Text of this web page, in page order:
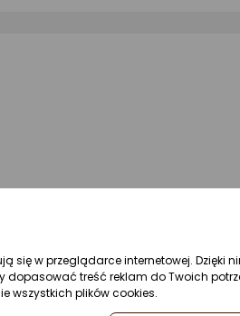
się w przeglądarce internetowej. Dzięki
dopasować treść reklam do Twoich
wszystkich plików cookies.